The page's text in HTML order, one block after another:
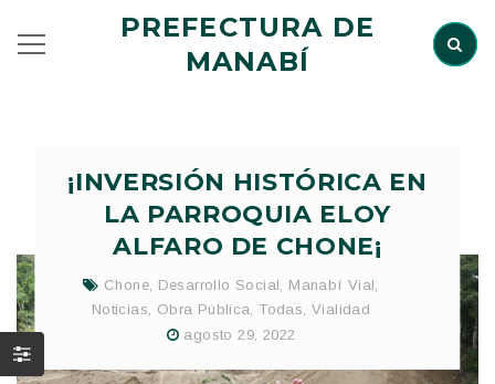
PREFECTURA DE
MANABÍ
¡INVERSIÓN HISTÓRICA EN
LA PARROQUIA ELOY
ALFARO DE CHONE¡
Chone, Desarrollo Social, Manabí Vial,
Noticias, Obra Pública, Todas, Vialidad
agosto 29, 2022